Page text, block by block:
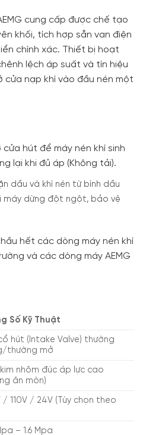
cung cấp được chế tạo
khối, tích hợp sẵn van điện
chính xác. Thiết bị hoạt
lệch áp suất và tín hiệu
cửa nạp khí vào đầu nén một
cửa hút để máy nén khí sinh
lại khi đủ áp (Không tải).
dầu và khí nén từ bình dầu
máy dừng đột ngột, bảo vệ
hết các dòng máy nén khí
và các dòng máy AEMG
Số Kỹ Thuật
hút (Intake Valve) thường
thường mở
nhôm đúc áp lực cao
ăn mòn)
/ 110V / 24V (Tùy chọn theo
– 1.6 Mpa